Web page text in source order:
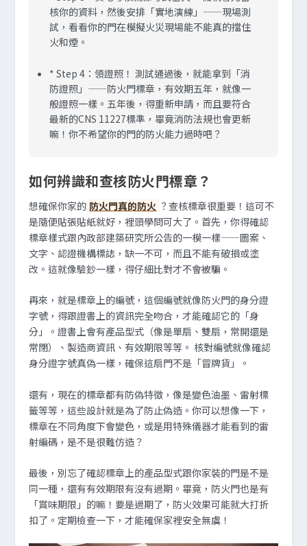
核你的資料，然後安排「實地演練」——現場測
試，看看你的門在模擬火災現場能不能真的擋住
火和煙。
*Step 4：領證照！ 測試通過後，就能拿到「消
防證照」——防火門標章，有效期五年，就像一
般證照一樣。五年後，得重新申請，而且要符合
最新的CNS 11227標準，畢竟消防法規也會更新
嘛！你不希望你的門的防火能力過時吧？
如何辨識和查核防火門標章？
想確保你家的 防火門真的防火 ？查核標章很重要！這可不
是隨便貼張貼紙就好，裡頭學問可大了。首先，你得確認
標章樣式跟內政部建築研究所公告的一模一樣——圖案、
文字、認證機構標誌，缺一不可，而且不能有破損或塗
改。這就像驗鈔一樣，得仔細比對才不會被騙。
再來，就是標章上的編號，這個編號就像防火門的身分證
字號，得跟證書上的資訊完全吻合，才能確認它的「身
分」。證書上會有產品型式（像是單扇、雙扇，常開還是
常閉）、製造商資訊、有效期限等等。 核對編號就像確認
身分證字號真偽一樣，確保這扇門不是「冒牌貨」。
還有，現在的標章都有防偽特徵，像是變色油墨、雷射標
籤等等，這些設計就是為了防止偽造。你可以想像一下，
標章在不同角度下會變色，或是用特殊儀器才能看到的雷
射編碼，是不是很難仿造？
最後，別忘了確認標章上的產品型式跟你家裝的門是不是
同一種，還有有效期限有沒有過期。畢竟，防火門也是有
「賞味期限」的嘛！要是過期了，防火效果可能就大打折
扣了。定期檢查一下，才能確保家裡安全無虞！